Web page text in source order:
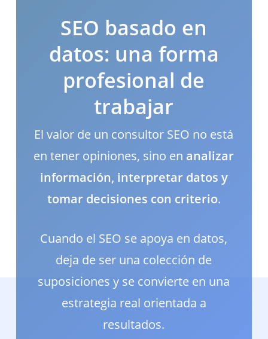
SEO basado en
datos: una forma
profesional de
trabajar
El valor de un consultor SEO no está
en tener opiniones, sino en analizar
información, interpretar datos y
tomar decisiones con criterio.
Cuando el SEO se apoya en datos,
deja de ser una colección de
suposiciones y se convierte en una
estrategia real orientada a
resultados.